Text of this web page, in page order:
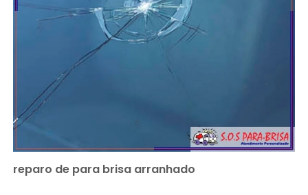
reparo de para brisa arranhado